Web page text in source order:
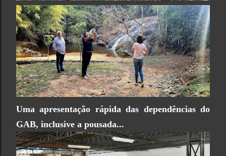
Uma apresentação rápida das dependências do
GAB, inclusive a pousada...